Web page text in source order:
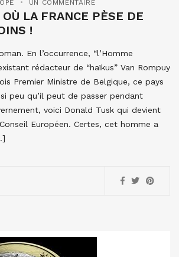
UN COMMENTAIRE
LA FRANCE PÈSE DE
!
En l’occurrence, “l’Homme
rédacteur de “haïkus” Van Rompuy
Premier Ministre de Belgique, ce pays
peu qu’il peut de passer pendant
voici Donald Tusk qui devient
Européen. Certes, cet homme a